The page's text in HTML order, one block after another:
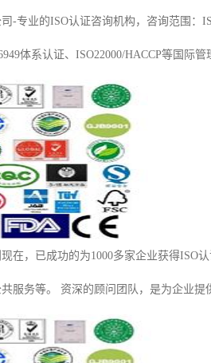
-专业的ISO认证咨询机构，咨询范围：
体系认证、ISO22000/HACCP等国际
在，已成功的为1000多家企业获得
服务等。 资深的顾问团队，是为企业提